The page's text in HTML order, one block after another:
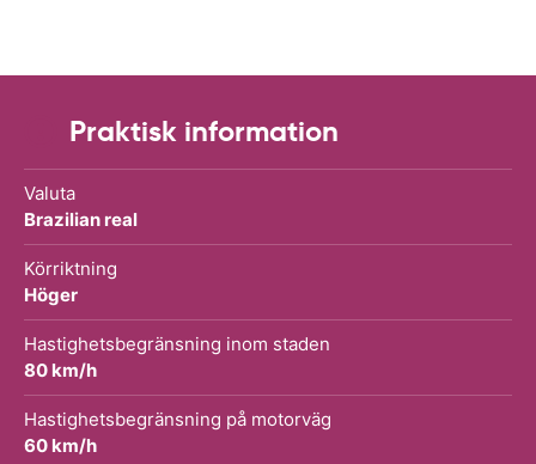
Praktisk information
Valuta
Brazilian real
Körriktning
Höger
Hastighetsbegränsning inom staden
80 km/h
Hastighetsbegränsning på motorväg
60 km/h